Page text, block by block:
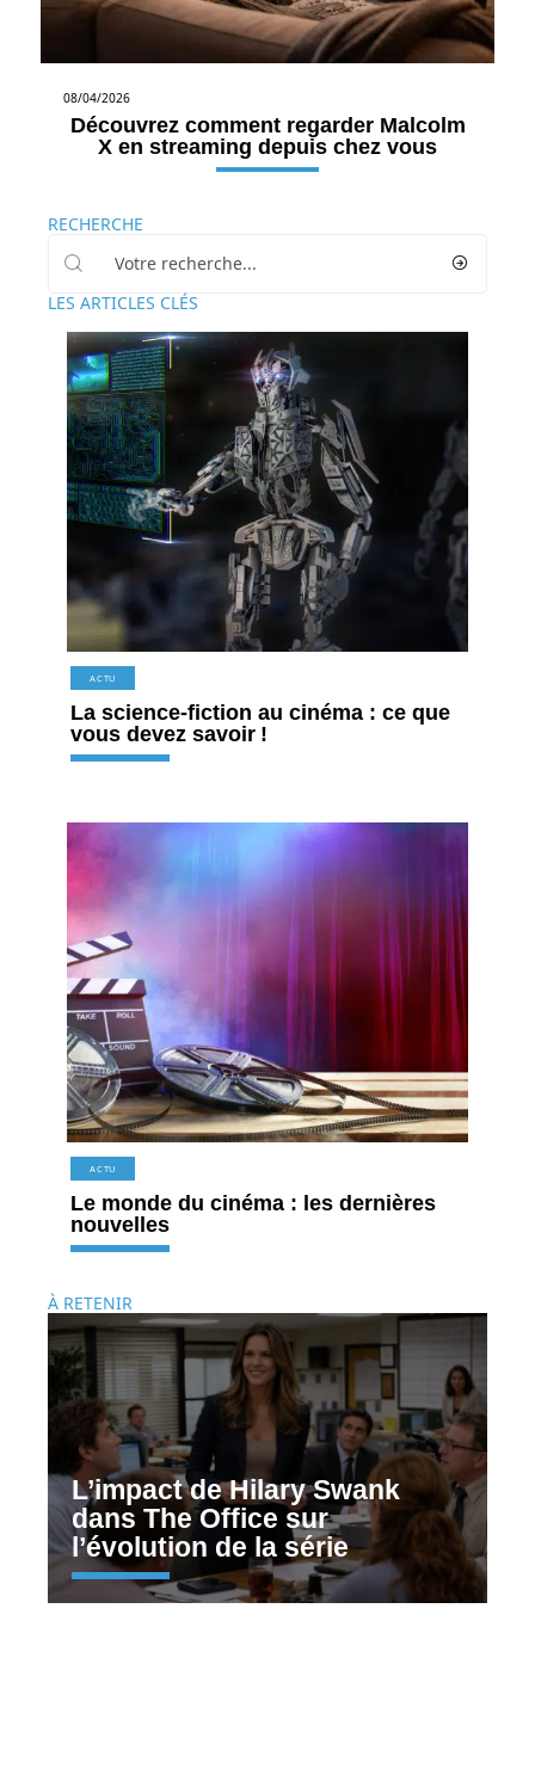
08/04/2026
Découvrez comment regarder Malcolm
X en streaming depuis chez vous
RECHERCHE
LES ARTICLES CLÉS
ACTU
La science-fiction au cinéma : ce que
vous devez savoir !
ACTU
Le monde du cinéma : les dernières
nouvelles
À RETENIR
L’impact de Hilary Swank
dans The Office sur
l’évolution de la série